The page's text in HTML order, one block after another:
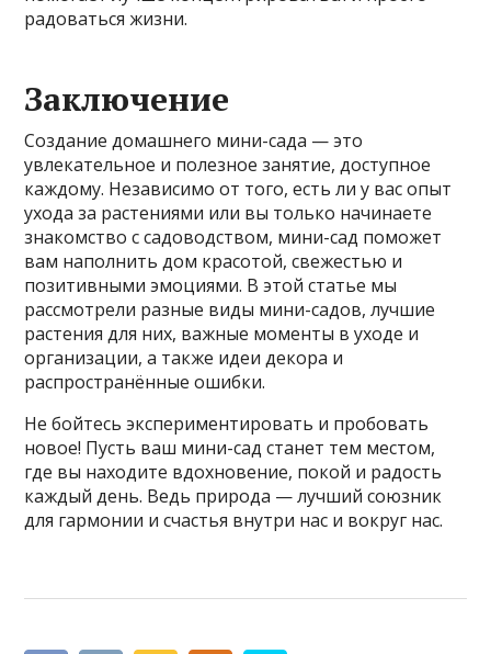
радоваться жизни.
Заключение
Создание домашнего мини-сада — это
увлекательное и полезное занятие, доступное
каждому. Независимо от того, есть ли у вас опыт
ухода за растениями или вы только начинаете
знакомство с садоводством, мини-сад поможет
вам наполнить дом красотой, свежестью и
позитивными эмоциями. В этой статье мы
рассмотрели разные виды мини-садов, лучшие
растения для них, важные моменты в уходе и
организации, а также идеи декора и
распространённые ошибки.
Не бойтесь экспериментировать и пробовать
новое! Пусть ваш мини-сад станет тем местом,
где вы находите вдохновение, покой и радость
каждый день. Ведь природа — лучший союзник
для гармонии и счастья внутри нас и вокруг нас.